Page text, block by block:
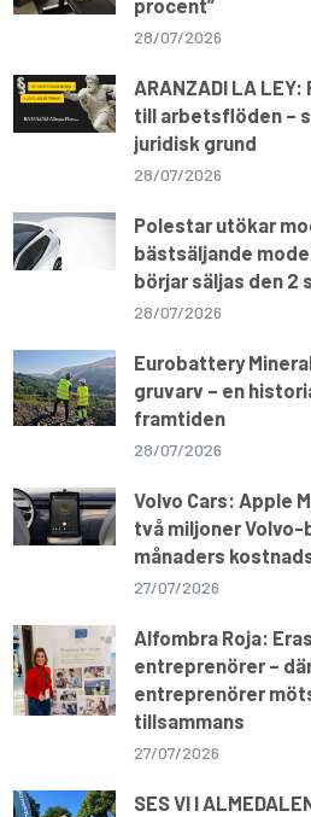
procent”
28/07/2026
ARANZADI LA
till arbetsflöden –
juridisk grund
28/07/2026
Polestar utökar
bästsäljande
börjar säljas den 2
28/07/2026
Eurobattery
gruvarv – en
framtiden
28/07/2026
Volvo Cars: Apple
två miljoner Volvo-
månaders
27/07/2026
Alfombra Roja:
entreprenörer –
entreprenörer
tillsammans
27/07/2026
SES VI I